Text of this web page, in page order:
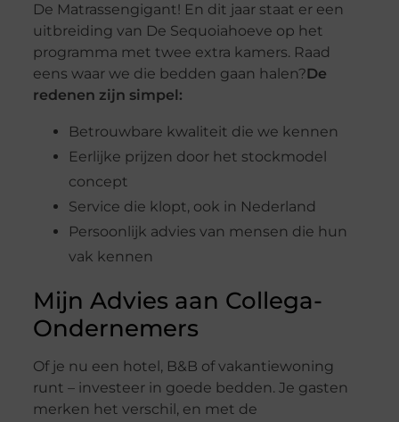
De Matrassengigant! En dit jaar staat er een
uitbreiding van De Sequoiahoeve op het
programma met twee extra kamers. Raad
eens waar we die bedden gaan halen?De
redenen zijn simpel:
Betrouwbare kwaliteit die we kennen
Eerlijke prijzen door het stockmodel
concept
Service die klopt, ook in Nederland
Persoonlijk advies van mensen die hun
vak kennen
Mijn Advies aan Collega-
Ondernemers
Of je nu een hotel, B&B of vakantiewoning
runt – investeer in goede bedden. Je gasten
merken het verschil, en met de